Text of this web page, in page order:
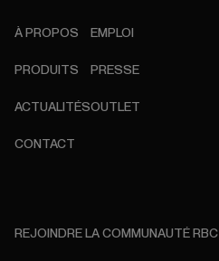
À PROPOS
PRODUITS
ACTUALITÉS
CONTACT
EMPLOI
PRESSE
OUTLET
REJOINDRE LA COMMUNAUTÉ RBC